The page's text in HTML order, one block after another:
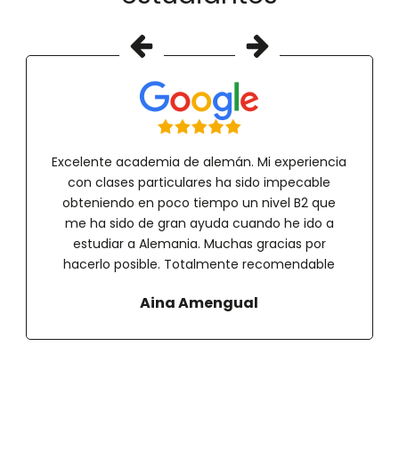
Excelente academia de alemán. Mi experiencia
con clases particulares ha sido impecable
obteniendo en poco tiempo un nivel B2 que
me ha sido de gran ayuda cuando he ido a
estudiar a Alemania. Muchas gracias por
hacerlo posible. Totalmente recomendable
Aina Amengual